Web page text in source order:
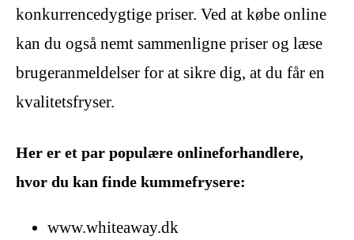
konkurrencedygtige priser. Ved at købe online
kan du også nemt sammenligne priser og læse
brugeranmeldelser for at sikre dig, at du får en
kvalitetsfryser.
Her er et par populære onlineforhandlere,
hvor du kan finde kummefrysere:
www.whiteaway.dk